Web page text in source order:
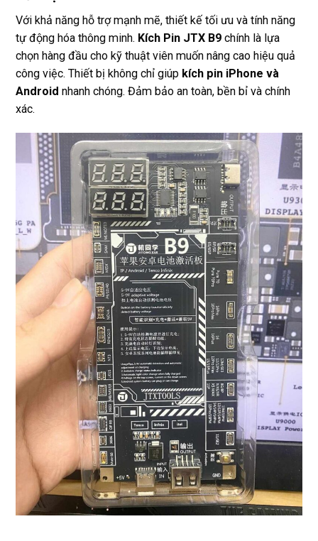
Với khả năng hỗ trợ mạnh mẽ, thiết kế tối ưu và tính năng
tự động hóa thông minh. Kích Pin JTX B9 chính là lựa
chọn hàng đầu cho kỹ thuật viên muốn nâng cao hiệu quả
công việc. Thiết bị không chỉ giúp kích pin iPhone và
Android nhanh chóng. Đảm bảo an toàn, bền bỉ và chính
xác.